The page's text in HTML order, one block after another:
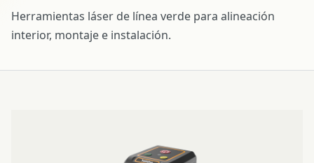
Herramientas láser de línea verde para alineación
interior, montaje e instalación.